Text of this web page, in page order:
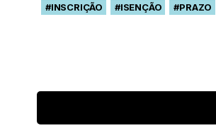
#INSCRIÇÃO #ISENÇÃO #PRAZO